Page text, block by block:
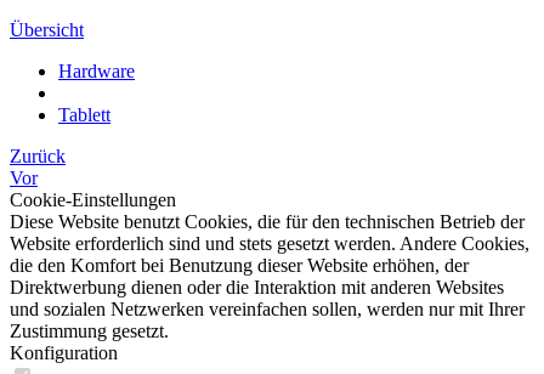
Übersicht
Hardware
Tablett
Zurück
Vor
Cookie-Einstellungen
Diese Website benutzt Cookies, die für den technischen Betrieb der
Website erforderlich sind und stets gesetzt werden. Andere Cookies,
die den Komfort bei Benutzung dieser Website erhöhen, der
Direktwerbung dienen oder die Interaktion mit anderen Websites
und sozialen Netzwerken vereinfachen sollen, werden nur mit Ihrer
Zustimmung gesetzt.
Konfiguration